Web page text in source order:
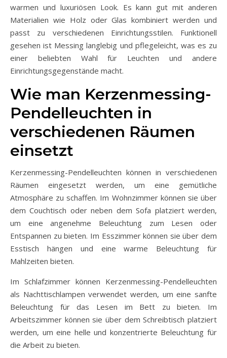
warmen und luxuriösen Look. Es kann gut mit anderen
Materialien wie Holz oder Glas kombiniert werden und
passt zu verschiedenen Einrichtungsstilen. Funktionell
gesehen ist Messing langlebig und pflegeleicht, was es zu
einer beliebten Wahl für Leuchten und andere
Einrichtungsgegenstände macht.
Wie man Kerzenmessing-
Pendelleuchten in
verschiedenen Räumen
einsetzt
Kerzenmessing-Pendelleuchten können in verschiedenen
Räumen eingesetzt werden, um eine gemütliche
Atmosphäre zu schaffen. Im Wohnzimmer können sie über
dem Couchtisch oder neben dem Sofa platziert werden,
um eine angenehme Beleuchtung zum Lesen oder
Entspannen zu bieten. Im Esszimmer können sie über dem
Esstisch hängen und eine warme Beleuchtung für
Mahlzeiten bieten.
Im Schlafzimmer können Kerzenmessing-Pendelleuchten
als Nachttischlampen verwendet werden, um eine sanfte
Beleuchtung für das Lesen im Bett zu bieten. Im
Arbeitszimmer können sie über dem Schreibtisch platziert
werden, um eine helle und konzentrierte Beleuchtung für
die Arbeit zu bieten.